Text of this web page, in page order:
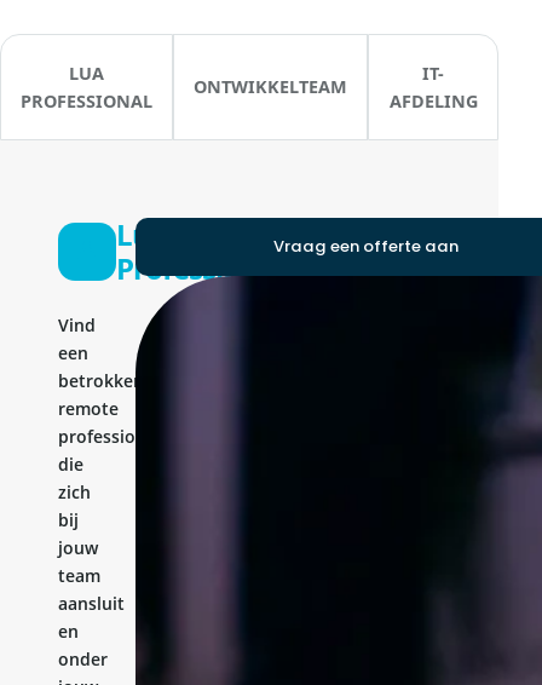
LUA
PROFESSIONAL
ONTWIKKELTEAM
IT-
AFDELING
Lua
Professional
Vind
een
betrokken
remote
professional
die
zich
bij
jouw
team
aansluit
en
onder
Vraag een offerte aan